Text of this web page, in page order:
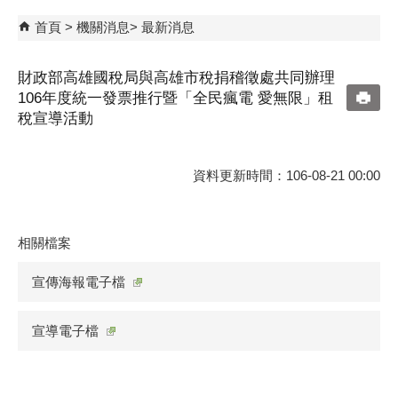
首頁 機關消息 最新消息
財政部高雄國稅局與高雄市稅捐稽徵處共同辦理
106年度統一發票推行暨「全民瘋電 愛無限」租
稅宣導活動
資料更新時間：106-08-21 00:00
相關檔案
宣傳海報電子檔
宣導電子檔